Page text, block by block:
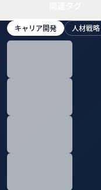
キャリア開発 人材戦略